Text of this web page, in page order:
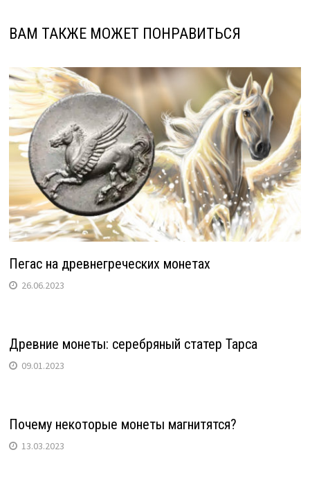
ВАМ ТАКЖЕ МОЖЕТ ПОНРАВИТЬСЯ
Пегас на древнегреческих монетах
26.06.2023
Древние монеты: серебряный статер Тарса
09.01.2023
Почему некоторые монеты магнитятся?
13.03.2023